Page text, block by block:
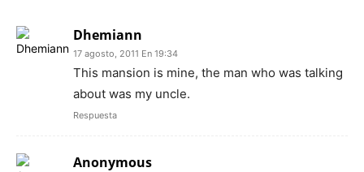
Dhemiann
17 agosto, 2011 En 19:34
This mansion is mine, the man who was talking
about was my uncle.
Respuesta
Anonymous